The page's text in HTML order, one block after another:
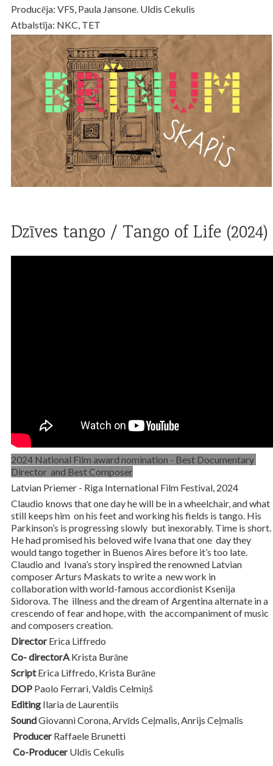
Producēja: VFS, Paula Jansone. Uldis Cekulis
Atbalstīja: NKC, TET
Dzīves tango / Tango of Life (2024)
2024 National Film award nomination - Best Documentary
Director and Best Composer
Latvian Priemer - Riga International Film Festival, 2024
Claudio knows that one day he will be in a wheelchair, and what
still keeps him on his feet and working his fields is tango. His
Parkinson’s is progressing slowly but inexorably. Time is short.
He had promised his beloved wife Ivana that one day they
would tango together in Buenos Aires before it’s too late.
Claudio and Ivana’s story inspired the renowned Latvian
composer Arturs Maskats to write a new work in
collaboration with world-famous accordionist Ksenija
Sidorova. The illness and the dream of Argentina alternate in a
crescendo of fear and hope, with the accompaniment of music
and composers creation.
DirectorErica Liffredo
Co- directorA Krista Burāne
ScriptErica Liffredo, Krista Burāne
DOP Paolo Ferrari, Valdis Celmiņš
Editing Ilaria de Laurentiis
SoundGiovanni Corona, Arvīds Ceļmalis, Anrijs Ceļmalis
ProducerRaffaele Brunetti
Co-ProducerUldis Cekulis